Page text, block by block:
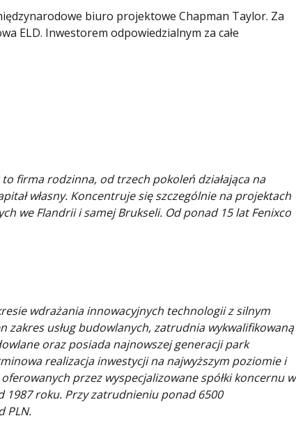
biuro projektowe Chapman Taylor. Za
ELD. Inwestorem odpowiedzialnym za całe
firma rodzinna, od trzech pokoleń działająca na
własny. Koncentruje się szczególnie na projektach
we Flandrii i samej Brukseli. Od ponad 15 lat Fenixco
wdrażania innowacyjnych technologii z silnym
zakres usług budowlanych, zatrudnia wykwalifikowaną
oraz posiada najnowszej generacji park
realizacja inwestycji na najwyższym poziomie i
oferowanych przez wyspecjalizowane spółki koncernu w
1987 roku. Przy zatrudnieniu ponad 6500
PLN.